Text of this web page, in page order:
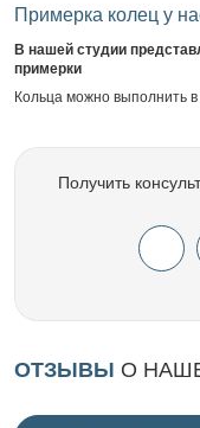
Примерка колец у
В нашей студии
примерки
Кольца можно выполнить
Получить
ОТЗЫВЫ О